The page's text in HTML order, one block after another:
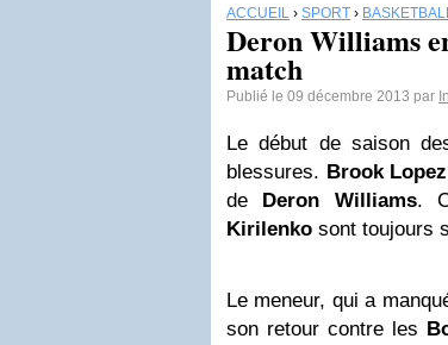
ACCUEIL › SPORT ›
Deron Williams
match
Publié le 09 décembre 2013 par
Le début de saison
blessures. Brook Lopez
de Deron Williams.
Kirilenko sont toujours
Le meneur, qui a
son retour contre les